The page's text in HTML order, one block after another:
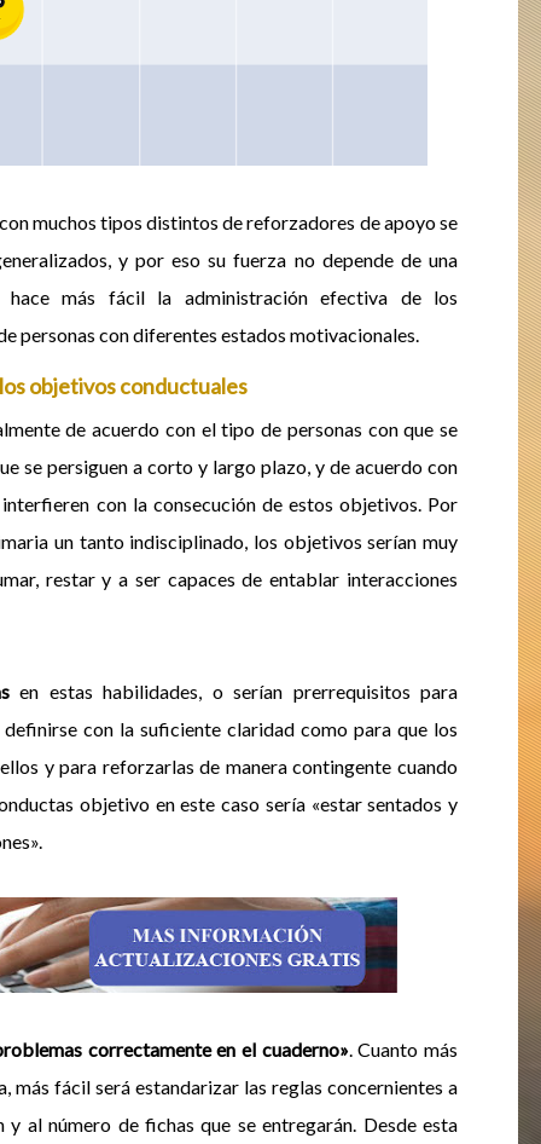
muchos tipos distintos de reforzadores de apoyo se
y por eso su fuerza no depende de una
hace más fácil la administración efectiva de los
personas con diferentes estados motivacionales.
objetivos conductuales
de acuerdo con el tipo de personas con que se
se persiguen a corto y largo plazo, y de acuerdo con
con la consecución de estos objetivos. Por
un tanto indisciplinado, los objetivos serían muy
restar y a ser capaces de entablar interacciones
en estas habilidades, o serían prerrequisitos para
con la suficiente claridad como para que los
y para reforzarlas de manera contingente cuando
objetivo en este caso sería «estar sentados y
correctamente en el cuaderno». Cuanto más
más fácil será estandarizar las reglas concernientes a
al número de fichas que se entregarán. Desde esta